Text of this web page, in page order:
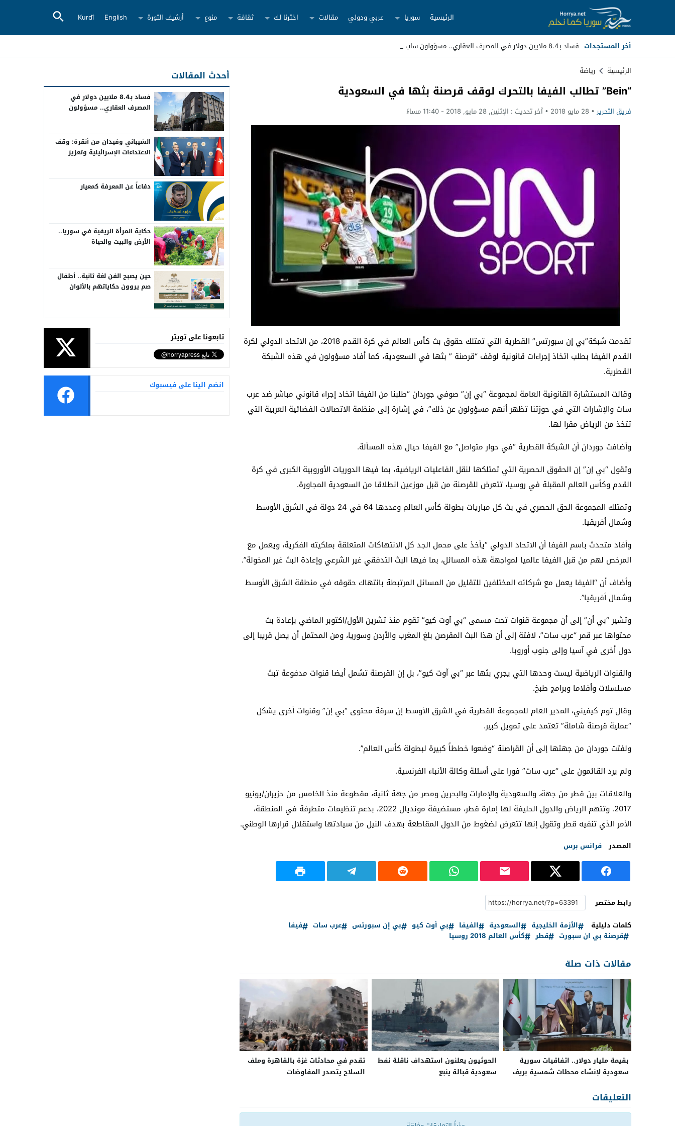
الرئيسية سوريا عربي ودولي مقالات اخترنا لك ثقافة منوع أرشيف الثورة English
Kurdî
أخر المستجدات فساد بـ8.4 ملايين دولار في المصرف العقاري.. مسؤولون سابقون أمام _
Previous
Next
الرئيسية رياضة
“Bein” تطالب الفيفا بالتحرك لوقف قرصنة بثها في السعودية
فريق التحرير 28 مايو 2018 آخر تحديث : الإثنين, 28 مايو, 2018 - 11:40 مساءً
تقدمت شبكة”بي إن سبورتس” القطرية التي تمتلك حقوق بث كأس العالم في كرة القدم 2018، من الاتحاد الدولي لكرة
القدم الفيفا بطلب اتخاذ إجراءات قانونية لوقف “قرصنة ” بثها في السعودية، كما أفاد مسؤولون في هذه الشبكة
القطرية.
وقالت المستشارة القانونية العامة لمجموعة “بي إن” صوفي جوردان “طلبنا من الفيفا اتخاد إجراء قانوني مباشر ضد عرب
سات والإشارات التي في حوزتنا تظهر أنهم مسؤولون عن ذلك”، في إشارة إلى منظمة الاتصالات الفضائية العربية التي
تتخذ من الرياض مقرا لها.
وأضافت جوردان أن الشبكة القطرية “في حوار متواصل” مع الفيفا حيال هذه المسألة.
وتقول “بي إن” إن الحقوق الحصرية التي تمتلكها لنقل الفاعليات الرياضية، بما فيها الدوريات الأوروبية الكبرى في كرة
القدم وكأس العالم المقبلة في روسيا، تتعرض للقرصنة من قبل موزعين انطلاقا من السعودية المجاورة.
وتمتلك المجموعة الحق الحصري في بث كل مباريات بطولة كأس العالم وعددها 64 في 24 دولة في الشرق الأوسط
وشمال أفريقيا.
وأفاد متحدث باسم الفيفا أن الاتحاد الدولي “يأخذ على محمل الجد كل الانتهاكات المتعلقة بملكيته الفكرية، ويعمل مع
المرخص لهم من قبل الفيفا عالميا لمواجهة هذه المسائل، بما فيها البث التدفقي غير الشرعي وإعادة البث غير المخولة”.
وأضاف أن “الفيفا يعمل مع شركائه المختلفين للتقليل من المسائل المرتبطة بانتهاك حقوقه في منطقة الشرق الأوسط
وشمال أفريقيا”.
وتشير “بي أن” إلى أن مجموعة قنوات تحت مسمى “بي آوت كيو” تقوم منذ تشرين الأول/اكتوبر الماضي بإعادة بث
محتواها عبر قمر “عرب سات”، لافتة إلى أن هذا البث المقرصن بلغ المغرب والأردن وسوريا، ومن المحتمل أن يصل قريبا إلى
دول أخرى في آسيا وإلى جنوب أوروبا.
والقنوات الرياضية ليست وحدها التي يجري بثها عبر “بي آوت كيو”، بل إن القرصنة تشمل أيضا قنوات مدفوعة تبث
مسلسلات وأفلاما وبرامج طبخ.
وقال توم كيفيني، المدير العام للمجموعة القطرية في الشرق الأوسط إن سرقة محتوى “بي إن” وقنوات أخرى يشكل
“عملية قرصنة شاملة” تعتمد على تمويل كبير.
ولفتت جوردان من جهتها إلى أن القراصنة “وضعوا خططاً كبيرة لبطولة كأس العالم”.
ولم يرد القائمون على “عرب سات” فورا على أسئلة وكالة الأنباء الفرنسية.
والعلاقات بين قطر من جهة، والسعودية والإمارات والبحرين ومصر من جهة ثانية، مقطوعة منذ الخامس من حزيران/يونيو
2017. وتتهم الرياض والدول الحليفة لها إمارة قطر، مستضيفة مونديال 2022، بدعم تنظيمات متطرفة في المنطقة،
الأمر الذي تنفيه قطر وتقول إنها تتعرض لضغوط من الدول المقاطعة بهدف النيل من سيادتها واستقلال قرارها الوطني.
المصدر فرانس برس
رابط مختصر
كلمات دليلية
الأزمة الخليجية السعودية الفيفا بي أوت كيو بي إن سبورتس عرب سات
فيفا
قرصنة بي ان سبورت
قطر كأس العالم 2018 روسيا
مقالات ذات صلة
بقيمة مليار دولار.. اتفاقيات سورية
سعودية لإنشاء محطات شمسية بريف
الحوثيون يعلنون استهداف ناقلة نفط
سعودية قبالة ينبع
تقدم في محادثات غزة بالقاهرة وملف
السلاح يتصدر المفاوضات
التعليقات
أحدث المقالات
فساد بـ8.4 ملايين دولار في
المصرف العقاري.. مسؤولون
الشيباني وفيدان من أنقرة: وقف
الاعتداءات الإسرائيلية وتعزيز
دفاعاً عن المعرفة كمعيار
حكاية المرأة الريفية في سوريا..
الأرض والبيت والحياة
حين يصبح الفن لغة ثانية.. أطفال
صم يروون حكاياتهم بالألوان
انضم الينا على فيسبوك
تابعونا على تويتر